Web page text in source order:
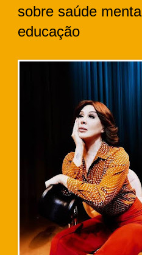
sobre saúde
educação